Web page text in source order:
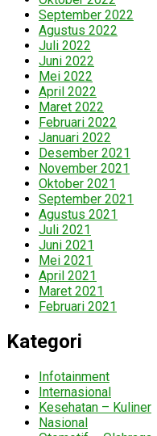
September 2022
Agustus 2022
Juli 2022
Juni 2022
Mei 2022
April 2022
Maret 2022
Februari 2022
Januari 2022
Desember 2021
November 2021
Oktober 2021
September 2021
Agustus 2021
Juli 2021
Juni 2021
Mei 2021
April 2021
Maret 2021
Februari 2021
Kategori
Infotainment
Internasional
Kesehatan – Kuliner
Nasional